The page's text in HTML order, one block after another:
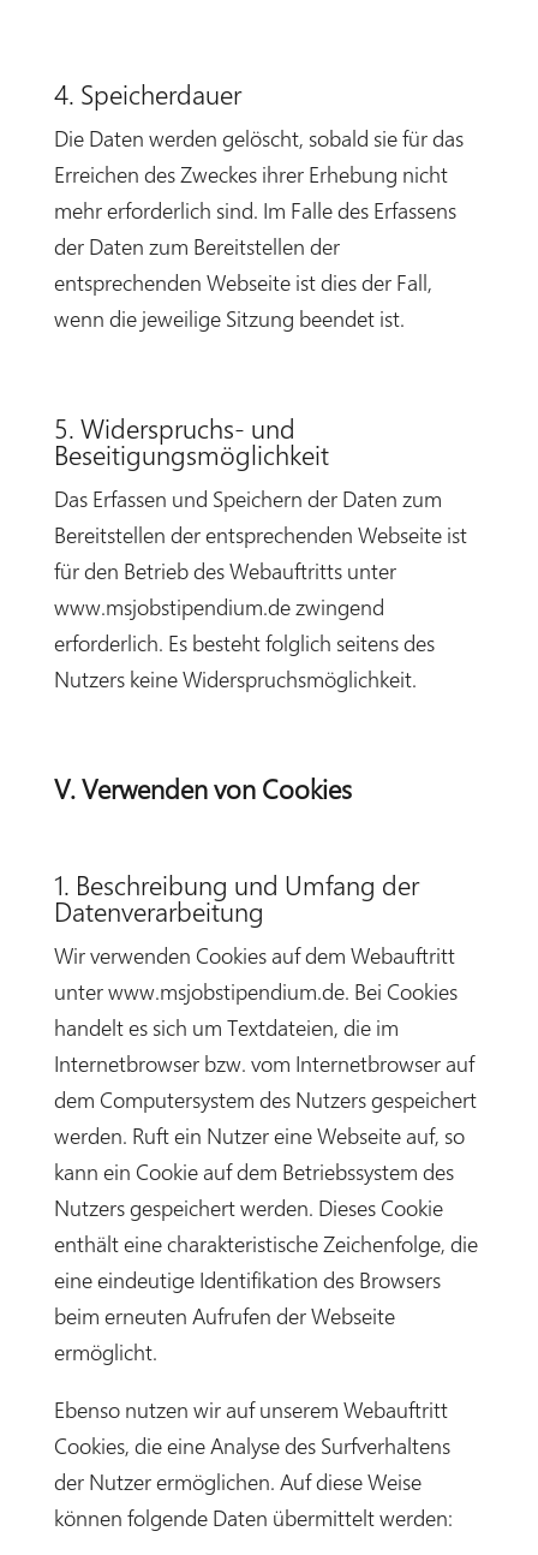
4. Speicherdauer
Die Daten werden gelöscht, sobald sie für das
Erreichen des Zweckes ihrer Erhebung nicht
mehr erforderlich sind. Im Falle des Erfassens
der Daten zum Bereitstellen der
entsprechenden Webseite ist dies der Fall,
wenn die jeweilige Sitzung beendet ist.
5. Widerspruchs- und
Beseitigungsmöglichkeit
Das Erfassen und Speichern der Daten zum
Bereitstellen der entsprechenden Webseite ist
für den Betrieb des Webauftritts unter
www.msjobstipendium.de zwingend
erforderlich. Es besteht folglich seitens des
Nutzers keine Widerspruchsmöglichkeit.
V. Verwenden von Cookies
1. Beschreibung und Umfang der
Datenverarbeitung
Wir verwenden Cookies auf dem Webauftritt
unter www.msjobstipendium.de. Bei Cookies
handelt es sich um Textdateien, die im
Internetbrowser bzw. vom Internetbrowser auf
dem Computersystem des Nutzers gespeichert
werden. Ruft ein Nutzer eine Webseite auf, so
kann ein Cookie auf dem Betriebssystem des
Nutzers gespeichert werden. Dieses Cookie
enthält eine charakteristische Zeichenfolge, die
eine eindeutige Identifikation des Browsers
beim erneuten Aufrufen der Webseite
ermöglicht.
Ebenso nutzen wir auf unserem Webauftritt
Cookies, die eine Analyse des Surfverhaltens
der Nutzer ermöglichen. Auf diese Weise
können folgende Daten übermittelt werden: